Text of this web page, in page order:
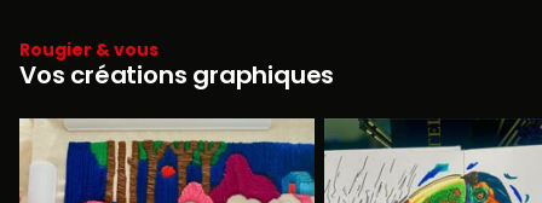
Rougier & vous
Vos créations graphiques